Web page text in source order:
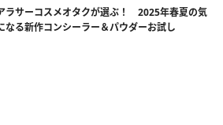
ラサーコスメオタクが選ぶ！ 2025年春夏の気
なる新作コンシーラー＆パウダーお試し